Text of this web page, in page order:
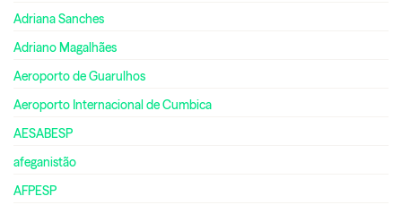
Adriana Sanches
Adriano Magalhães
Aeroporto de Guarulhos
Aeroporto Internacional de Cumbica
AESABESP
afeganistão
AFPESP